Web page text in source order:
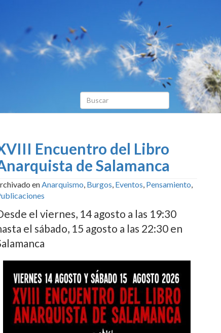
Encuentro del Libro
de Salamanca
enAnarquismo, Burgos, Eventos, Pensamiento,
el viernes, 14 agosto a las 19:30
el sábado, 15 agosto a las 22:30 en